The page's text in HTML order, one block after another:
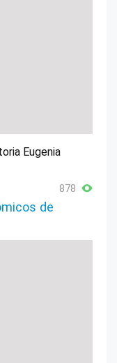
Eugenia
878
de